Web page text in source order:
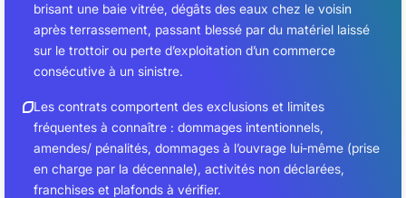
brisant une baie vitrée, dégâts des eaux chez le voisin
après terrassement, passant blessé par du matériel laissé
sur le trottoir ou perte d’exploitation d’un commerce
consécutive à un sinistre.
Les contrats comportent des exclusions et limites
fréquentes à connaître : dommages intentionnels,
amendes/ pénalités, dommages à l’ouvrage lui‑même (prise
en charge par la décennale), activités non déclarées,
franchises et plafonds à vérifier.